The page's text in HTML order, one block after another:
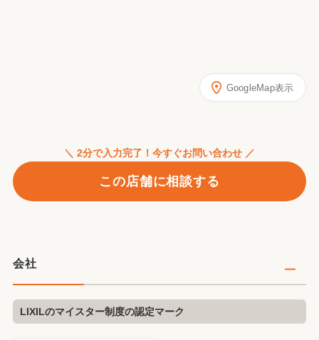
GoogleMap表示
＼ 2分で入力完了！今すぐお問い合わせ ／
この店舗に相談する
会社
LIXILのマイスター制度の認定マーク